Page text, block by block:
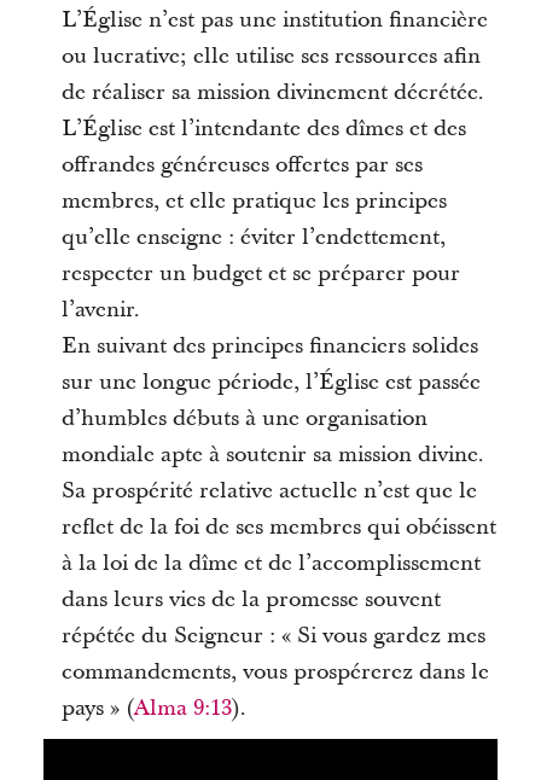
L’Église n’est pas une institution financière
ou lucrative; elle utilise ses ressources afin
de réaliser sa mission divinement décrétée.
L’Église est l’intendante des dîmes et des
offrandes généreuses offertes par ses
membres, et elle pratique les principes
qu’elle enseigne : éviter l’endettement,
respecter un budget et se préparer pour
l’avenir.
En suivant des principes financiers solides
sur une longue période, l’Église est passée
d’humbles débuts à une organisation
mondiale apte à soutenir sa mission divine.
Sa prospérité relative actuelle n’est que le
reflet de la foi de ses membres qui obéissent
à la loi de la dîme et de l’accomplissement
dans leurs vies de la promesse souvent
répétée du Seigneur : « Si vous gardez mes
commandements, vous prospérerez dans le
pays » (Alma 9:13).